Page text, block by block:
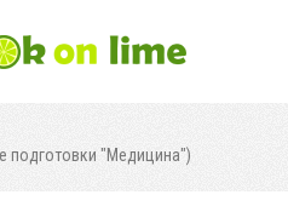
подготовки "Медицина")